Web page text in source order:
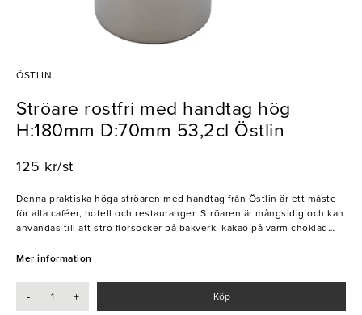
ÖSTLIN
Ströare rostfri med handtag hög
H:180mm D:70mm 53,2cl Östlin
125 kr/st
Denna praktiska höga ströaren med handtag från Östlin är ett måste
för alla caféer, hotell och restauranger. Ströaren är mångsidig och kan
användas till att strö florsocker på bakverk, kakao på varm choklad
för att tåla daglig användning utan att ytan slits.
- Hög slittålighet
Mer information
- + Köp